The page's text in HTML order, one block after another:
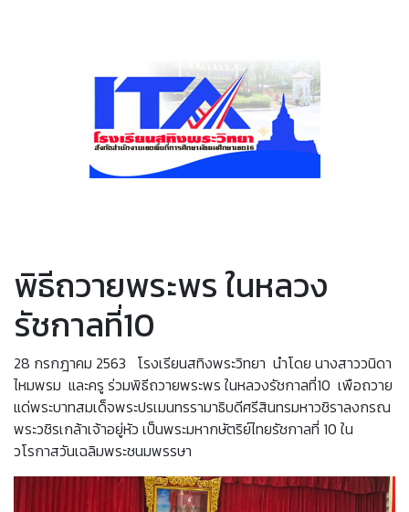
พิธีถวายพระพร ในหลวง
รัชกาลที่10
28 กรกฎาคม 2563 โรงเรียนสทิงพระวิทยา นำโดย นางสาววนิดา
ไหมพรม และครู ร่วมพิธีถวายพระพร ในหลวงรัชกาลที่10 เพือถวาย
แด่พระบาทสมเด็จพระปรเมนทรรามาธิบดีศรีสินทรมหาวชิราลงกรณ
พระวชิรเกล้าเจ้าอยู่หัว เป็นพระมหากษัตริย์ไทยรัชกาลที่ 10 ใน
วโรกาสวันเฉลิมพระชนมพรรษา